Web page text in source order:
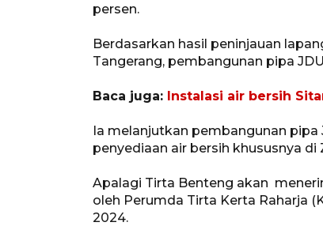
persen.
Berdasarkan hasil peninjauan
Tangerang, pembangunan pipa
Baca juga: Instalasi air bersih
Ia melanjutkan pembangunan
penyediaan air bersih khususnya di
Apalagi Tirta Benteng akan
oleh Perumda Tirta Kerta Raharja
2024.